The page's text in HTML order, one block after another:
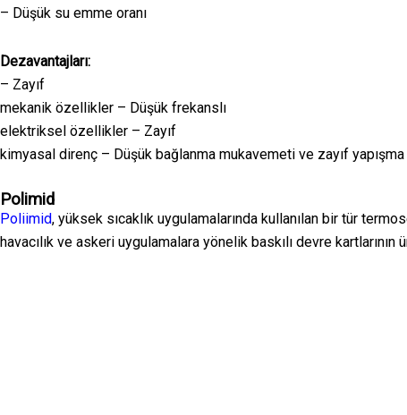
– Düşük su emme oranı
Dezavantajları:
– Zayıf
mekanik özellikler – Düşük frekanslı
elektriksel özellikler – Zayıf
kimyasal direnç – Düşük bağlanma mukavemeti ve zayıf
Polimid
Poliimid, yüksek sıcaklık uygulamalarında kullanılan bir tür
havacılık ve askeri uygulamalara yönelik baskılı devre kartlarının